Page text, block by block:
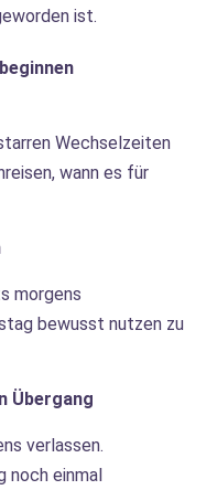
ist.
Wechselzeiten
wann es für
morgens
bewusst nutzen zu
Übergang
verlassen.
noch einmal